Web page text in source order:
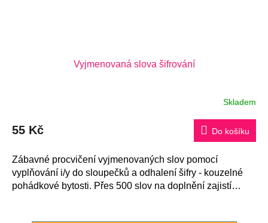
Vyjmenovaná slova šifrování
je
5
hvězdiček.
Skladem
55 Kč Do košíku
Zábavné procvičení vyjmenovaných slov pomocí
vyplňování i/y do sloupečků a odhalení šifry - kouzelné
pohádkové bytosti. Přes 500 slov na doplnění zajistí